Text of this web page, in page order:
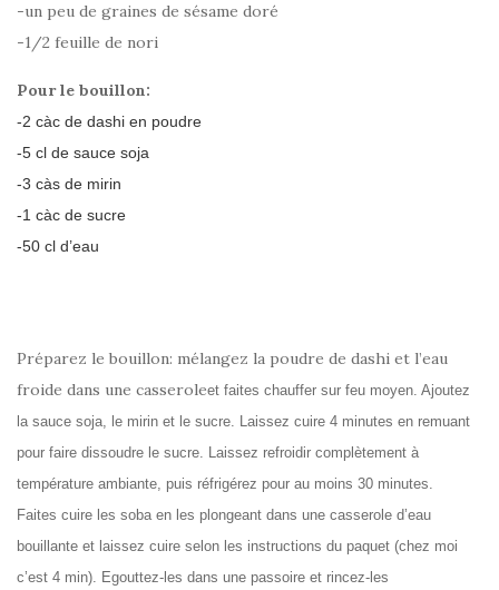
-un peu de graines de sésame doré
-1/2 feuille de nori
Pour le bouillon:
-2 càc de dashi en poudre
-5 cl de sauce soja
-3 càs de mirin
-1 càc de sucre
-50 cl d’eau
Préparez le bouillon: mélangez la poudre de dashi et l’eau
froide dans une casseroleet faites chauffer sur feu moyen. Ajoutez
la sauce soja, le mirin et le sucre. Laissez cuire 4 minutes en remuant
pour faire dissoudre le sucre. Laissez refroidir complètement à
température ambiante, puis réfrigérez pour au moins 30 minutes.
Faites cuire les soba en les plongeant dans une casserole d’eau
bouillante et laissez cuire selon les instructions du paquet (chez moi
c’est 4 min). Egouttez-les dans une passoire et rincez-les